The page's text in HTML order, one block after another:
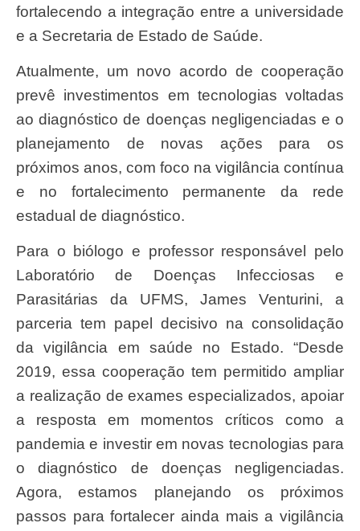
fortalecendo a integração entre a universidade
e a Secretaria de Estado de Saúde.
Atualmente, um novo acordo de cooperação
prevê investimentos em tecnologias voltadas
ao diagnóstico de doenças negligenciadas e o
planejamento de novas ações para os
próximos anos, com foco na vigilância contínua
e no fortalecimento permanente da rede
estadual de diagnóstico.
Para o biólogo e professor responsável pelo
Laboratório de Doenças Infecciosas e
Parasitárias da UFMS, James Venturini, a
parceria tem papel decisivo na consolidação
da vigilância em saúde no Estado. “Desde
2019, essa cooperação tem permitido ampliar
a realização de exames especializados, apoiar
a resposta em momentos críticos como a
pandemia e investir em novas tecnologias para
o diagnóstico de doenças negligenciadas.
Agora, estamos planejando os próximos
passos para fortalecer ainda mais a vigilância